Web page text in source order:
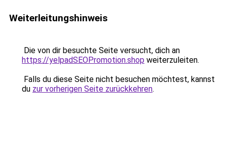
Weiterleitungshinweis
Die von dir besuchte Seite versucht, dich an
https://yelpadSEOPromotion.shop weiterzuleiten.
Falls du diese Seite nicht besuchen möchtest, kannst
du zur vorherigen Seite zurückkehren.